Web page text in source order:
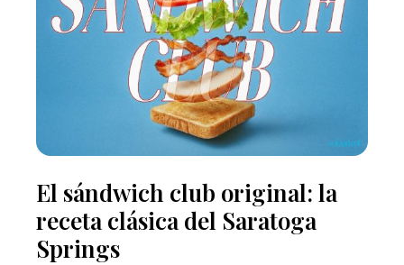
El sándwich club original: la
receta clásica del Saratoga
Springs